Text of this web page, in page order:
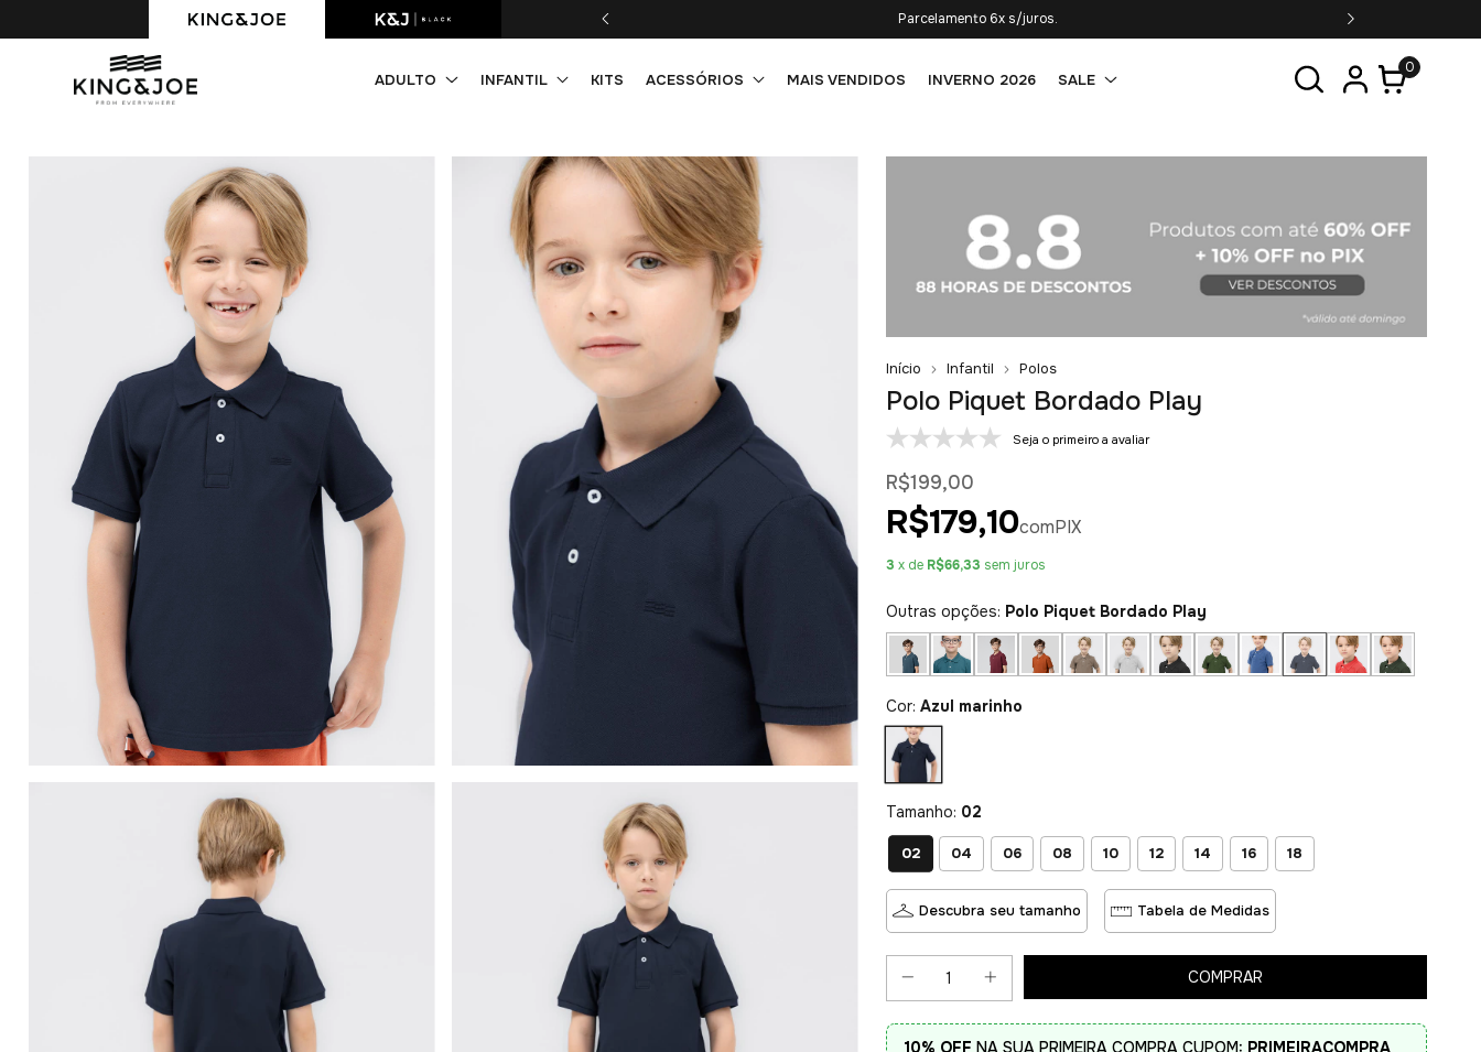
Parcelamento 6x s/juros. Frete Grátis em compras acima de R$349,90*
ADULTO INFANTIL KITS ACESSÓRIOS MAIS VENDIDOS INVERNO 2026 SALE
0
Início Infantil Polos
Polo Piquet Bordado Play
Seja o primeiro a avaliar
R$199,00
R$179,10comPIX
3 x de R$66,33 sem juros
Outras opções: Polo Piquet Bordado Play
Cor: Azul marinho
Tamanho: 02
02 04 06 08 10 12 14 16 18
Descubra seu tamanho Tabela de Medidas
10% OFF NA SUA PRIMEIRA COMPRA CUPOM: PRIMEIRACOMPRA